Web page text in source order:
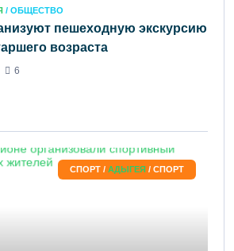
/ ОБЩЕСТВО
пешеходную экскурсию
возраста
6
СПОРТ / АДЫГЕЯ / СПОРТ